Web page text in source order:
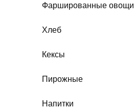
Фаршированные овощи
Хлеб
Кексы
Пирожные
Напитки